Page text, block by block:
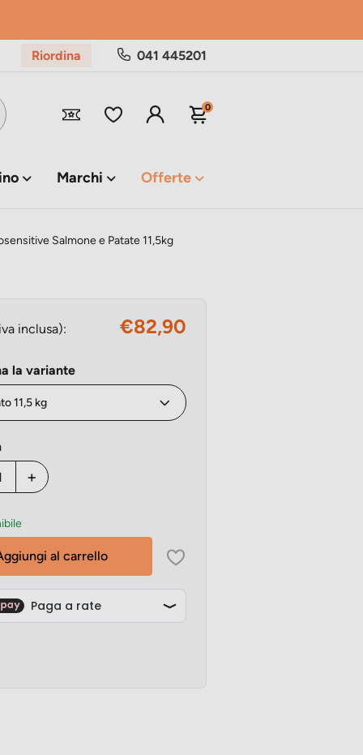
Riordina 041 445201
0
Marchi Offerte
Salmone e Patate 11,5kg
inclusa): €82,90
la variante
+
al carrello